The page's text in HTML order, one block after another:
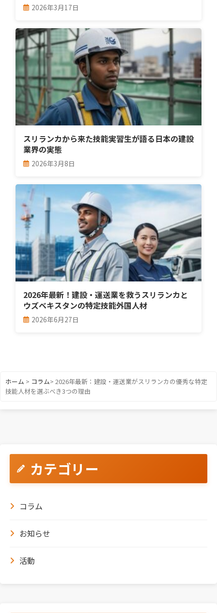
2026年3月17日
スリランカから来た技能実習生が語る日本の建設
業界の実態
2026年3月8日
2026年最新！建設・運送業を救うスリランカと
ウズベキスタンの特定技能外国人材
2026年6月27日
ホーム > コラム> 2026年最新：建設・運送業がスリランカの優秀な特定
技能人材を選ぶべき3つの理由
カテゴリー
コラム
お知らせ
活動